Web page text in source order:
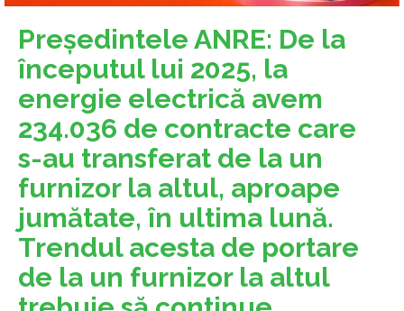
Președintele ANRE: De la
începutul lui 2025, la
energie electrică avem
234.036 de contracte care
s-au transferat de la un
furnizor la altul, aproape
jumătate, în ultima lună.
Trendul acesta de portare
de la un furnizor la altul